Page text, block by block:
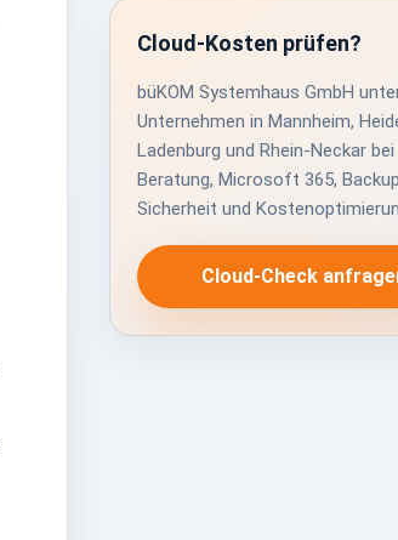
Cloud-Kosten prüfen?
büKOM Systemhaus GmbH
Unternehmen in Mannheim,
Ladenburg und Rhein-Neckar
Beratung, Microsoft 365,
Sicherheit und
Cloud-Check